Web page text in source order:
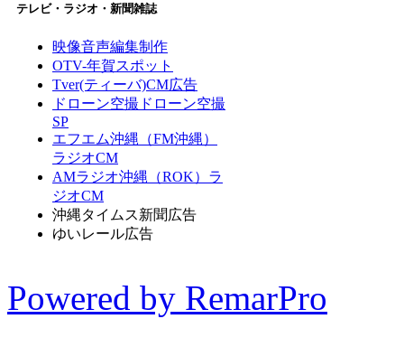
テレビ・ラジオ・新聞雑誌
映像音声編集制作
OTV-年賀スポット
Tver(ティーバ)CM広告
ドローン空撮 ドローン空撮
SP
エフエム沖縄（FM沖縄）
ラジオCM
AMラジオ沖縄（ROK）ラ
ジオCM
沖縄タイムス新聞広告
ゆいレール広告
Powered by RemarPro